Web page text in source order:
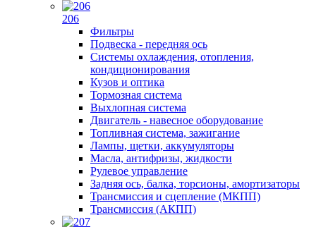
206
Фильтры
Подвеска - передняя ось
Системы охлаждения, отопления,
кондиционирования
Кузов и оптика
Тормозная система
Выхлопная система
Двигатель - навесное оборудование
Топливная система, зажигание
Лампы, щетки, аккумуляторы
Масла, антифризы, жидкости
Рулевое управление
Задняя ось, балка, торсионы, амортизаторы
Трансмиссия и сцепление (МКПП)
Трансмиссия (АКПП)